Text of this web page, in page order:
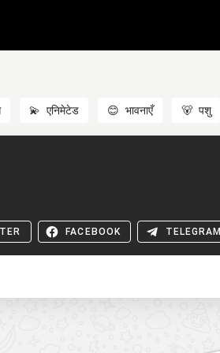
💫 एनिमेटेड 😊 भावनाएँ 🐻 पशु
FACEBOOK TELEGRAM